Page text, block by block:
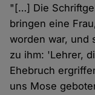
"[…] Die
bringen eine
worden war, und
zu ihm: 'Lehrer,
Ehebruch
uns Mose